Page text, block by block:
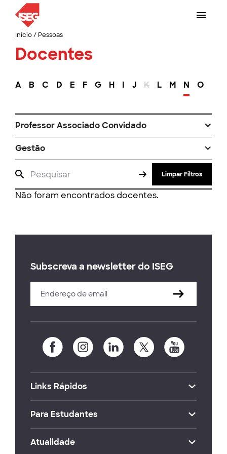
Início/ Pessoas
Docentes
A B C D E F G H I J K L M N O
Professor Associado Convidado
Gestão
Limpar Filtros
Não foram encontrados docentes.
Subscreva a newsletter do ISEG
Links Rápidos
Para Estudantes
Atualidade